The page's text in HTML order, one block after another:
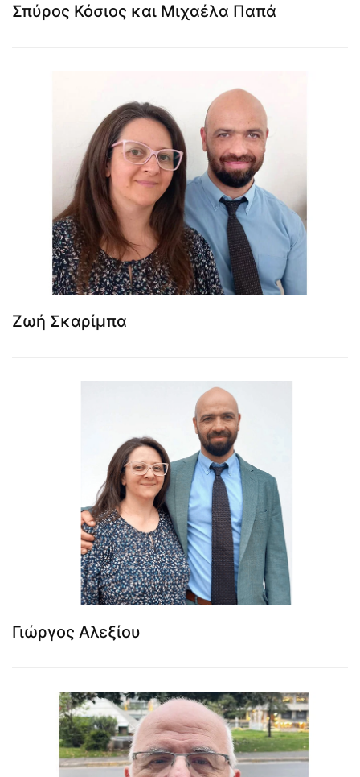
Σπύρος Κόσιος και Μιχαέλα Παπά
Ζωή Σκαρίμπα
Γιώργος Αλεξίου